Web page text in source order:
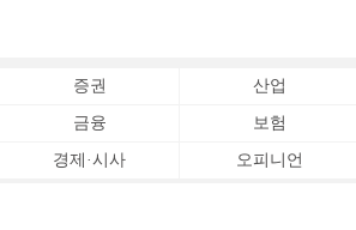
증권 산업
금융 보험
경제·시사 오피니언